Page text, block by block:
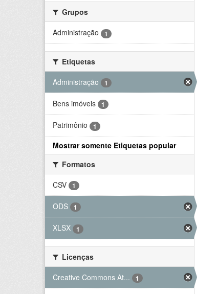
Grupos
Administração
1
Etiquetas
Administração
1
Bens imóveis 1
Patrimônio 1
Mostrar somente Etiquetas popular
Formatos
CSV
1
ODS 1
XLSX 1
Licenças
Creative Commons At...
1